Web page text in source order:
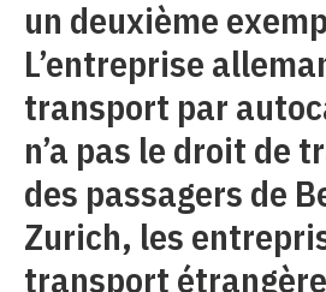
un deuxième
L’entreprise
transport par
n’a pas le droit de
des passagers de
Zurich, les
transport